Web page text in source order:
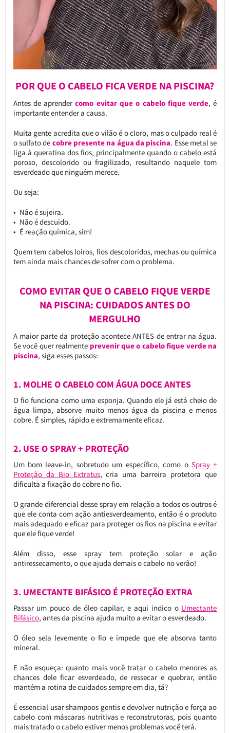
POR QUE O CABELO FICA VERDE NA PISCINA?
Antes de aprendercomo evitar que o cabelo fique verde, é
importante entender a causa.
Muita gente acredita que o vilão é o cloro, mas o culpado real é
o sulfato de cobre presente na água da piscina. Esse metal se
liga à queratina dos fios, principalmente quando o cabelo está
poroso, descolorido ou fragilizado, resultando naquele tom
esverdeado que ninguém merece.
Ou seja:
Não é sujeira.
Não é descuido.
É reação química, sim!
Quem tem cabelos loiros, fios descoloridos, mechas ou química
tem ainda mais chances de sofrer com o problema.
COMO EVITAR QUE O CABELO FIQUE VERDE
NA PISCINA: CUIDADOS ANTES DO
MERGULHO
A maior parte da proteção acontece ANTES de entrar na água.
Se você quer realmente prevenir que o cabelo fique verde na
piscina, siga esses passos:
1. MOLHE O CABELO COM ÁGUA DOCE ANTES
O fio funciona como uma esponja. Quando ele já está cheio de
água limpa, absorve muito menos água da piscina e menos
cobre. É simples, rápido e extremamente eficaz.
2. USE O SPRAY + PROTEÇÃO
Um bom leave-in, sobretudo um específico, como o Spray +
Proteção da Bio Extratus, cria uma barreira protetora que
dificulta a fixação do cobre no fio.
O grande diferencial desse spray em relação a todos os outros é
que ele conta com ação antiesverdeamento, então é o produto
mais adequado e eficaz para proteger os fios na piscina e evitar
que ele fique verde!
Além disso, esse spray tem proteção solar e ação
antiressecamento, o que ajuda demais o cabelo no verão!
3. UMECTANTE BIFÁSICO É PROTEÇÃO EXTRA
Passar um pouco de óleo capilar, e aqui indico o Umectante
Bifásico, antes da piscina ajuda muito a evitar o esverdeado.
O óleo sela levemente o fio e impede que ele absorva tanto
mineral.
E não esqueça: quanto mais você tratar o cabelo menores as
chances dele ficar esverdeado, de ressecar e quebrar, então
mantém a rotina de cuidados sempre em dia, tá?
É essencial usar shampoos gentis e devolver nutrição e força ao
cabelo com máscaras nutritivas e reconstrutoras, pois quanto
mais tratado o cabelo estiver menos problemas você terá.